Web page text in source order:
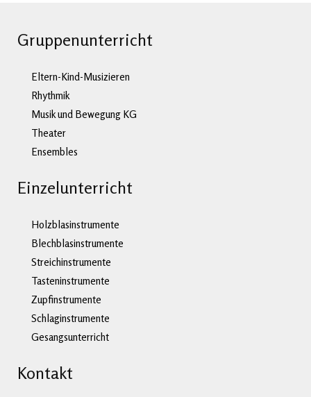
Gruppenunterricht
Eltern-Kind-Musizieren
Rhythmik
Musik und Bewegung KG
Theater
Ensembles
Einzelunterricht
Holzblasinstrumente
Blechblasinstrumente
Streichinstrumente
Tasteninstrumente
Zupfinstrumente
Schlaginstrumente
Gesangsunterricht
Kontakt